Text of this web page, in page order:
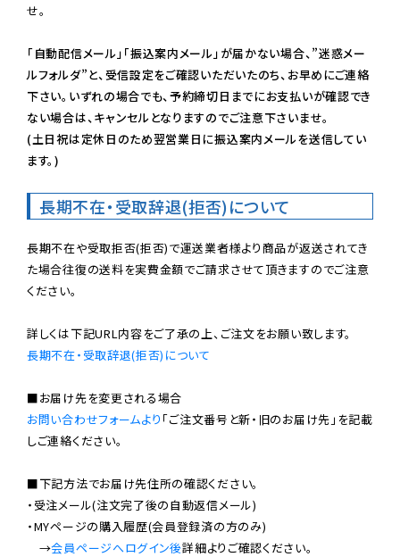
せ。
「自動配信メール」「振込案内メール」が届かない場合、”迷惑メー
ルフォルダ”と、受信設定をご確認いただいたのち、お早めにご連絡
下さい。いずれの場合でも、予約締切日までにお支払いが確認でき
ない場合は、キャンセルとなりますのでご注意下さいませ。
(土日祝は定休日のため翌営業日に振込案内メールを送信してい
ます。)
長期不在・受取辞退(拒否)について
長期不在や受取拒否(拒否)で運送業者様より商品が返送されてき
た場合往復の送料を実費金額でご請求させて頂きますのでご注意
ください。
長期不在・受取辞退(拒否)について
お問い合わせフォームより 「ご注文番号と新・旧のお届け先」を記載
しご連絡ください。
■下記方法でお届け先住所の確認ください。
・受注メール(注文完了後の自動返信メール)
・MYページの購入履歴(会員登録済の方のみ)
→会員ページへログイン後